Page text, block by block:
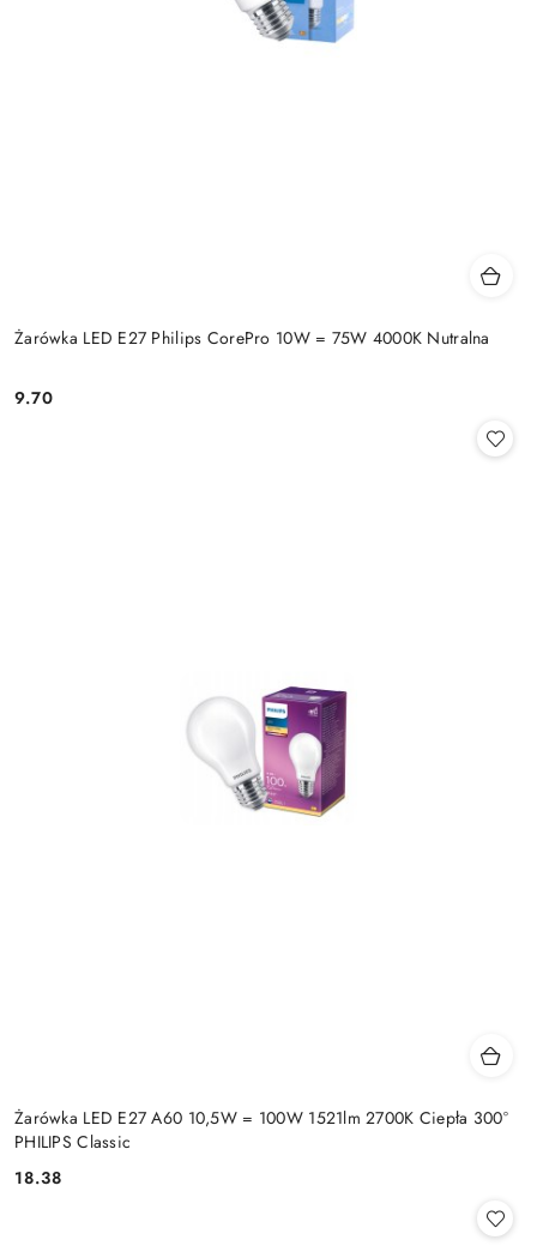
Żarówka LED E27 Philips CorePro 10W = 75W 4000K Nutralna
Cena:
9.70
Żarówka LED E27 A60 10,5W = 100W 1521lm 2700K Ciepła 300°
PHILIPS Classic
Cena:
18.38